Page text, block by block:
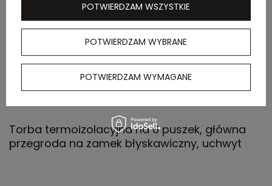
Waga
zewnętrznego
8,6
Torba termoizolacyjna na 6 puszek, główna
przegroda na zamek błyskawiczny, uchwyt
POTWIERDZAM WYBRANE
POTWIERDZAM WYMAGANE
POTWIERDZAM WSZYSTKIE